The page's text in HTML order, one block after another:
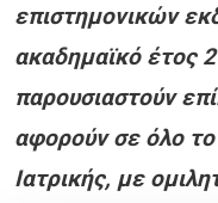
επιστημονικών
ακαδημαϊκό έτος
παρουσιαστούν
αφορούν σε όλο
Ιατρικής, με